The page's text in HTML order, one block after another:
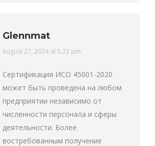
Glennmat
says:
August 27, 2024 at 5:22 pm
Сертификация ИСО 45001-2020
может быть проведена на любом
предприятии независимо от
численности персонала и сферы
деятельности. Более
востребованным получение